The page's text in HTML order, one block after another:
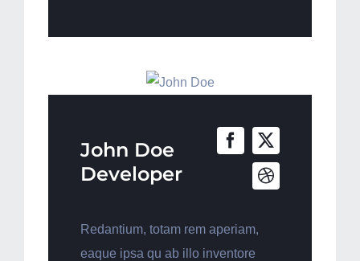
John Doe
Developer
Redantium, totam rem aperiam,
eaque ipsa qu ab illo inventore